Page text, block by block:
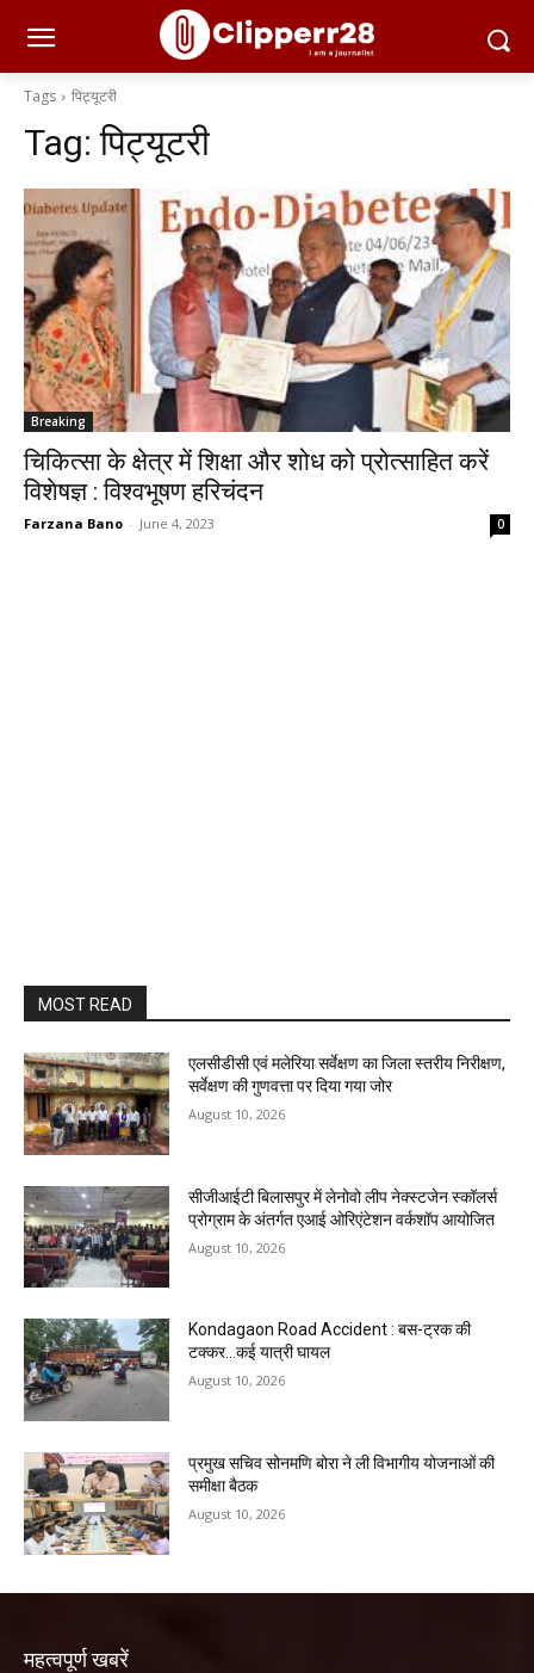
Tags पिट्यूटरी
Tag:पिट्यूटरी
Breaking
चिकित्सा के क्षेत्र में शिक्षा और शोध को प्रोत्साहित करें
विशेषज्ञ : विश्वभूषण हरिचंदन
Farzana Bano - June 4, 2023 0
MOST READ
एलसीडीसी एवं मलेरिया सर्वेक्षण का जिला स्तरीय निरीक्षण,
सर्वेक्षण की गुणवत्ता पर दिया गया जोर
August 10, 2026
सीजीआईटी बिलासपुर में लेनोवो लीप नेक्स्टजेन स्कॉलर्स
प्रोग्राम के अंतर्गत एआई ओरिएंटेशन वर्कशॉप आयोजित
August 10, 2026
Kondagaon Road Accident : बस-ट्रक की
टक्कर…कई यात्री घायल
August 10, 2026
प्रमुख सचिव सोनमणि बोरा ने ली विभागीय योजनाओं की
समीक्षा बैठक
August 10, 2026
महत्वपूर्ण खबरें